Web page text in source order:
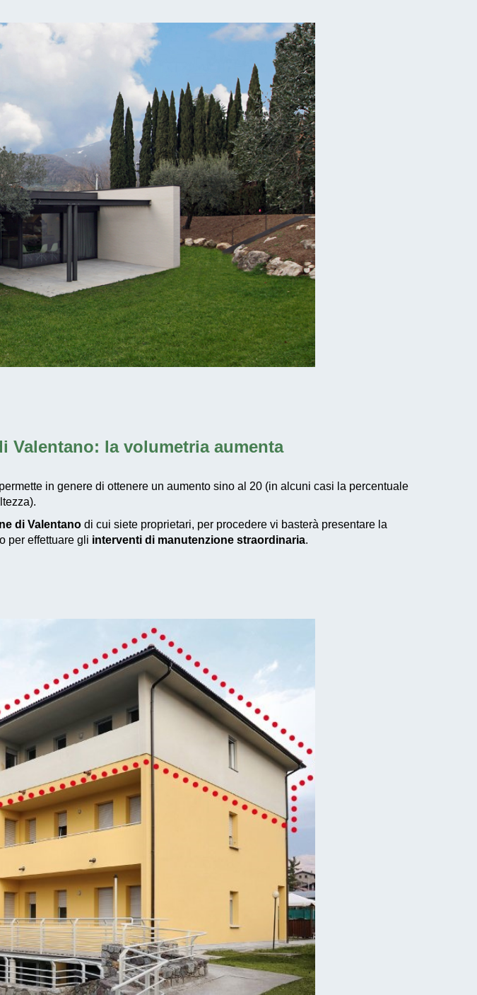
Valentano: la volumetria aumenta
in genere di ottenere un aumento sino al 20 (in alcuni casi la percentuale
di Valentano di cui siete proprietari, per procedere vi basterà presentare la
per effettuare gli interventi di manutenzione straordinaria.